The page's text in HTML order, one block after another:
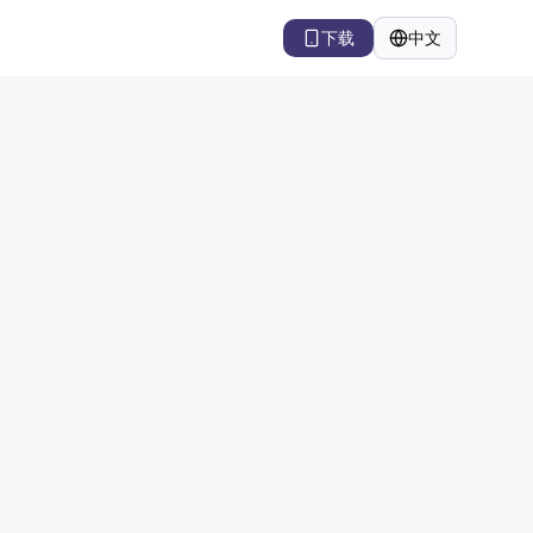
下载 中文
语言